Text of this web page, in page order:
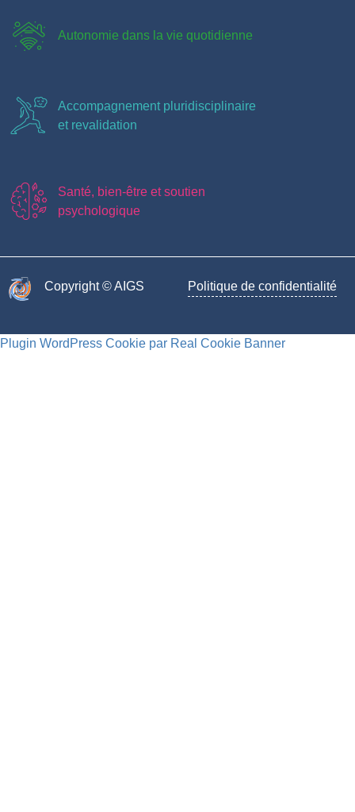
Autonomie dans la vie quotidienne
Accompagnement pluridisciplinaire
et revalidation
Santé, bien-être et soutien
psychologique
Copyright © AIGS​ Politique de confidentialité
Plugin WordPress Cookie par Real Cookie Banner